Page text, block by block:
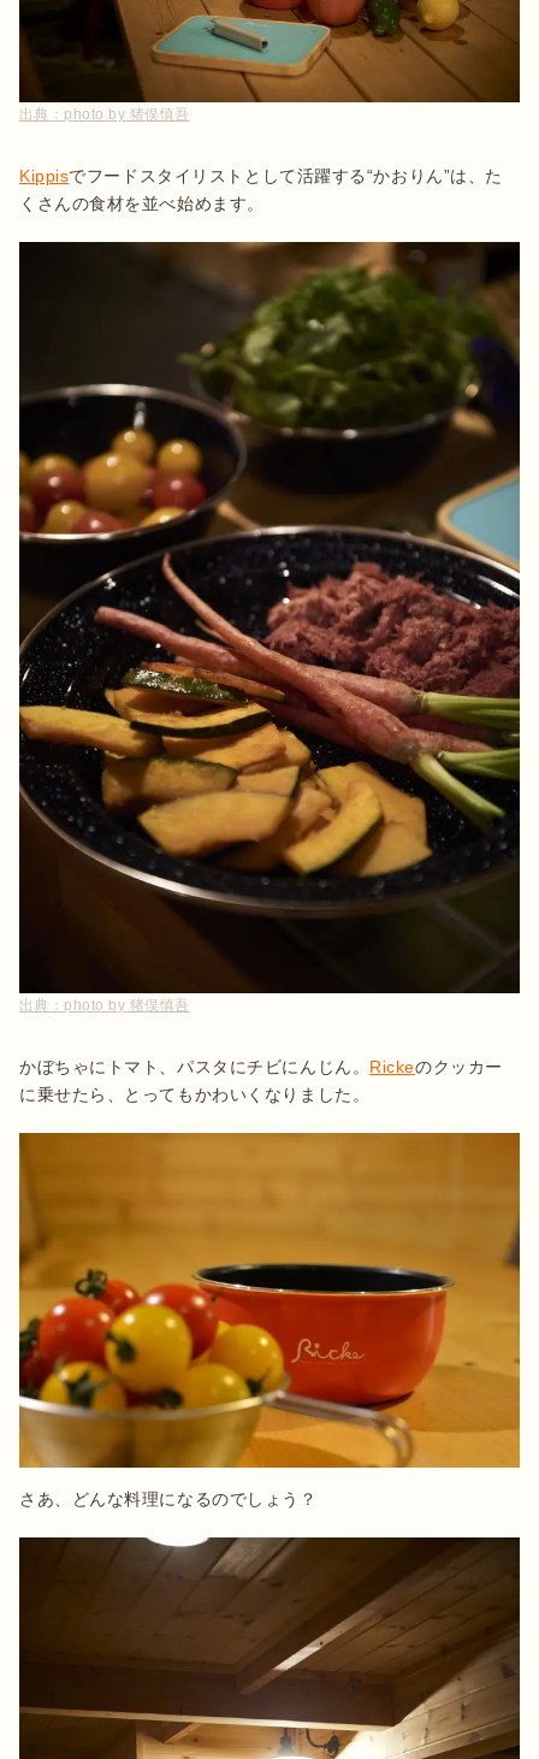
出典： photo by 猪俣慎吾
Kippisでフードスタイリストとして活躍する“かおりん”は、た
くさんの食材を並べ始めます。
出典： photo by 猪俣慎吾
かぼちゃにトマト、パスタにチビにんじん。 Rickeのクッカー
に乗せたら、とってもかわいくなりました。
さあ、どんな料理になるのでしょう？